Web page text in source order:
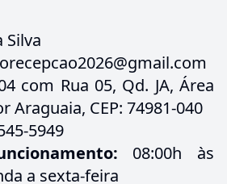
Silva
com Rua 05, Qd. JA, Área
Araguaia, CEP: 74981-040
5949
08:00h às
a sexta-feira